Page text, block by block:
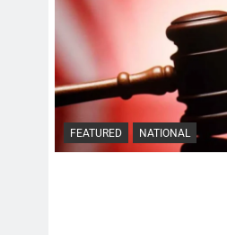
FEATURED NATIONAL